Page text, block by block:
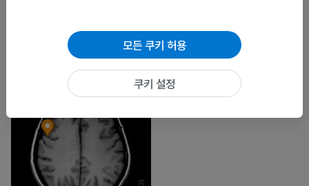
모든 쿠키 허용
쿠키 설정